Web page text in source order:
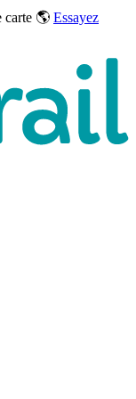
carte 🌎 Essayez